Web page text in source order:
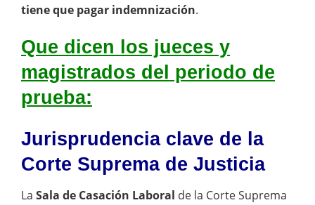
tiene que pagar indemnización.
Que dicen los jueces y
magistrados del periodo de
prueba:
Jurisprudencia clave de la
Corte Suprema de Justicia
La Sala de Casación Laboral de la Corte Suprema